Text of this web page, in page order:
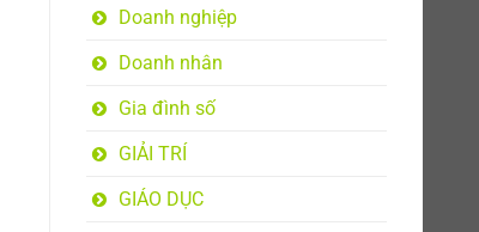
Doanh nghiệp
Doanh nhân
Gia đình số
GIẢI TRÍ
GIÁO DỤC